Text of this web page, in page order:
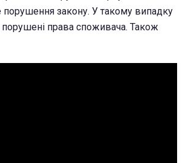
порушення закону. У такому випадку
порушені права споживача. Також